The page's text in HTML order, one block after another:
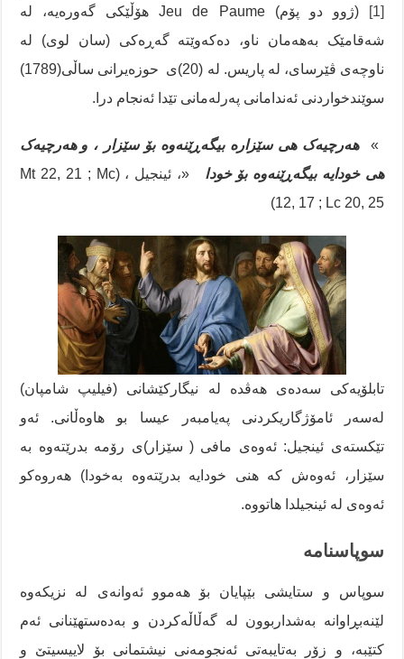
[1]
(ژوو دو پۆم) Jeu de Paume هۆڵێکی گەورەیە، لە
شەقامێک بەهەمان ناو، دەکەوێتە گەڕەکی (سان لوی) لە
ناوچەی ڤێرسای، لە پاریس. لە (20)ی حوزەیرانی ساڵی(1789)
سوێندخواردنی ئەندامانی پەرلەمانی تێدا ئەنجام درا.
»هەرچیەک هی سێزارە بیگەڕێنەوە بۆ سێزار ، و هەرچیەک
هی خودایە بیگەڕێنەوە بۆ خودا
«، ئینجیل ، (Mt 22, 21 ; Mc
12, 17 ; Lc 20, 25)
تابلۆیەکی سەدەی هەڤدە لە نیگارکێشانی (فیلیپ شامپان)
لەسەر ئامۆژگاریکردنی پەیامبەر عیسا بو هاوەڵانی. ئەو
تێکستەی ئینجیل: ئەوەی مافی ( سێزار)ی رۆمە بدرێتەوە بە
سێزار، ئەوەش کە هنی خودایە بدرێتەوە بەخودا) هەروەکو
ئەوەی لە ئینجیلدا هاتووە.
سوپاسنامە
سوپاس و ستایشی بێپایان بۆ هەموو ئەوانەی لە نزیکەوە
لێنەبڕاوانە بەشداربوون لە گەڵاڵەکردن و بەدەستهێنانی ئەم
کتێبە، و زۆر بەتایبەتی ئەنجومەنی نیشتمانی بۆ لاییسیتێ و